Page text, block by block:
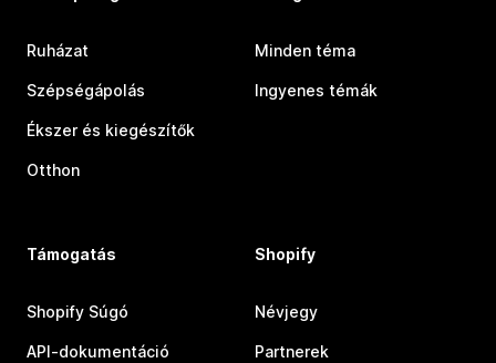
Ruházat
Szépségápolás
Ékszer és kiegészítők
Otthon
Minden téma
Ingyenes témák
Támogatás
Shopify Súgó
API-dokumentáció
Shopify
Névjegy
Partnerek